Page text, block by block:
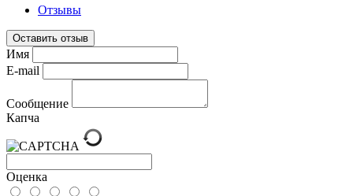
Отзывы
Оставить отзыв
Имя
E-mail
Сообщение
Капча
Оценка